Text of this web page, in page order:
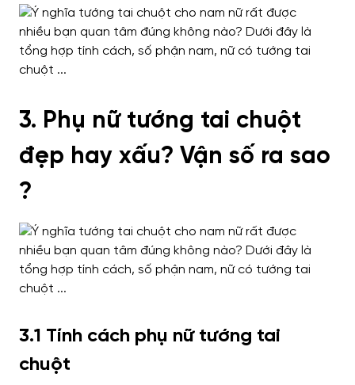
3. Phụ nữ tướng tai chuột
đẹp hay xấu? Vận số ra sao
?
3.1 Tính cách phụ nữ tướng tai
chuột